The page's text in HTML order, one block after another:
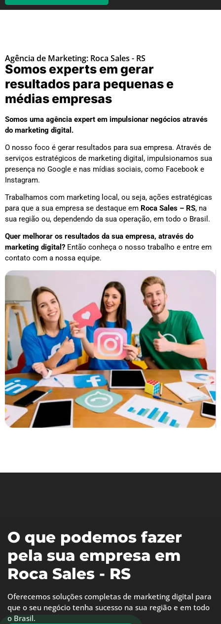
Agência de Marketing: Roca Sales - RS
Somos experts em gerar
resultados para pequenas e
médias empresas
Somos uma agência expert em impulsionar negócios através
do marketing digital.
O nosso foco é gerar resultados para sua empresa. Através de
serviços estratégicos de marketing digital, impulsionamos sua
presença no Google e nas mídias sociais, como Facebook e
Instagram.
Trabalhamos com marketing local, ou seja, ações estratégicas
para que a sua empresa se destaque em Roca Sales – RS, na
sua região ou, dependendo da sua operação, em todo o Brasil.
Quer melhorar os resultados da sua empresa, através do
marketing digital? Então conheça o nosso trabalho e entre em
contato com a nossa equipe.
O que podemos fazer
pela sua empresa em
Roca Sales - RS
Oferecemos soluções completas de marketing digital para
que o seu negócio tenha sucesso na sua região e em todo
o Brasil.